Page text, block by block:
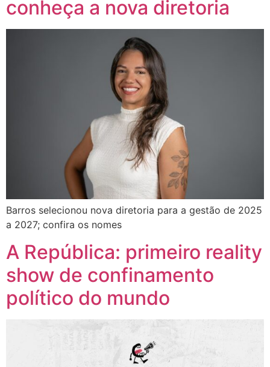
conheça a nova diretoria
Barros selecionou nova diretoria para a gestão de 2025
a 2027; confira os nomes
A República: primeiro reality
show de confinamento
político do mundo